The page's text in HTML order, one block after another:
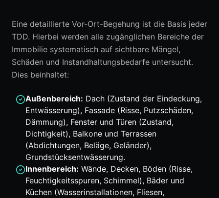
Eine detaillierte Vor-Ort-Begehung ist die Basis jeder
TDD. Hierbei werden alle zugänglichen Bereiche der
Immobilie systematisch auf sichtbare Mängel,
Schäden und Instandhaltungsbedarfe untersucht.
Dies beinhaltet:
Außenbereich: Dach (Zustand der Eindeckung,
Entwässerung), Fassade (Risse, Putzschäden,
Dämmung), Fenster und Türen (Zustand,
Dichtigkeit), Balkone und Terrassen
(Abdichtungen, Beläge, Geländer),
Grundstücksentwässerung.
Innenbereich: Wände, Decken, Böden (Risse,
Feuchtigkeitsspuren, Schimmel), Bäder und
Küchen (Wasserinstallationen, Fliesen,